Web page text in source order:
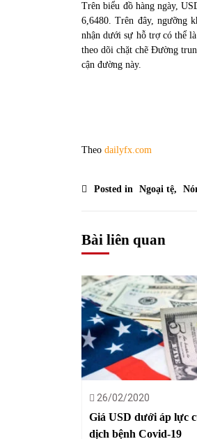
Trên biểu đồ hàng ngày,
6,6480. Trên đây, ngưỡng
nhận dưới sự hỗ trợ có thể
theo dõi chặt chẽ Đường
cận đường này.
Theo dailyfx.com
Posted in Ngoại tệ,
Bài liên quan
26/02/2020
Giá USD dưới áp lực
dịch bệnh Covid-19